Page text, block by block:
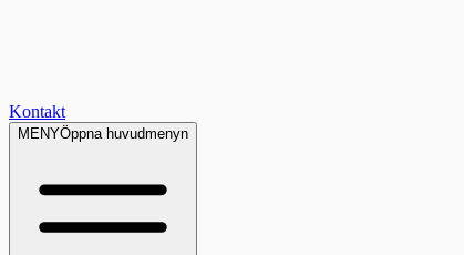
Kontakt
MENYÖppna huvudmenyn